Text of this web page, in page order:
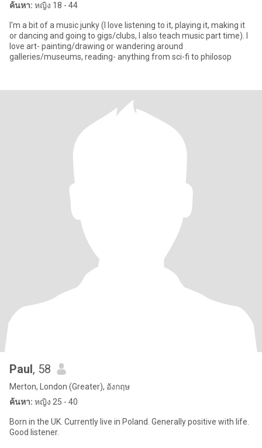
ค้นหา: หญิง 18 - 44
I'm a bit of a music junky (I love listening to it, playing it, making it
or dancing and going to gigs/clubs, I also teach music part time). I
love art- painting/drawing or wandering around
galleries/museums, reading- anything from sci-fi to philosop
Paul, 58
Merton, London (Greater), อังกฤษ
ค้นหา: หญิง 25 - 40
Born in the UK. Currently live in Poland. Generally positive with life.
Good listener.